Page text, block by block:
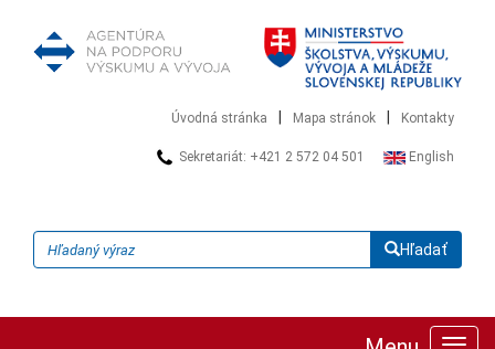
Úvodná stránka Mapa stránok Kontakty
Sekretariát: +421 2 572 04 501 English
Hľadať